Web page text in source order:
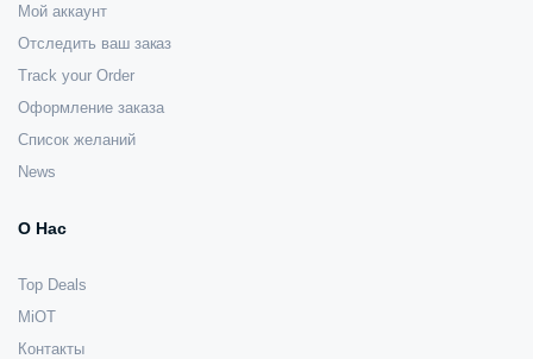
Мой аккаунт
Отследить ваш заказ
Track your Order
Оформление заказа
Список желаний
News
О Нас
Top Deals
MiOT
Контакты